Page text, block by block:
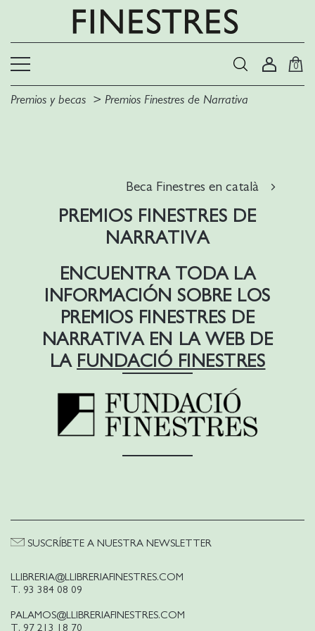
0
Premios y becas Premios Finestres de Narrativa
Beca Finestres en català
PREMIOS FINESTRES DE
NARRATIVA
ENCUENTRA TODA LA
INFORMACIÓN SOBRE LOS
PREMIOS FINESTRES DE
NARRATIVAEN LA WEB DE
LA FUNDACIÓ FINESTRES
LLIBRERIA@LLIBRERIAFINESTRES.COM
T. 93 384 08 09
PALAMOS@LLIBRERIAFINESTRES.COM
T. 97 213 18 70
SUSCRÍBETE A NUESTRA NEWSLETTER